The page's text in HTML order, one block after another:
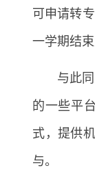
可申请转
一学期结
与此
的一些平
式，提供
与。